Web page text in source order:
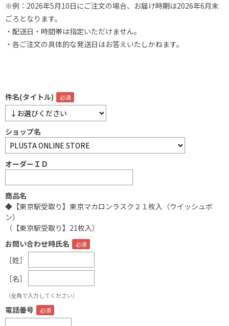
※例：2026年5月10日にご注文の場合、お届け時期は2026年6月末
ごろとなります。
・配送日・時間帯は指定いただけません。
・各ご注文の具体的な発送日はお答えいたしかねます。
件名(タイトル)
ショップ名
オーダーＩＤ
商品名
◆【東京駅受取り】東京マカロンラスク２１枚入（ウイッシュボ
ン）
（【東京駅受取り】21枚入）
お問い合わせ時氏名
［姓］
［名］
（全角で入力してください）
電話番号